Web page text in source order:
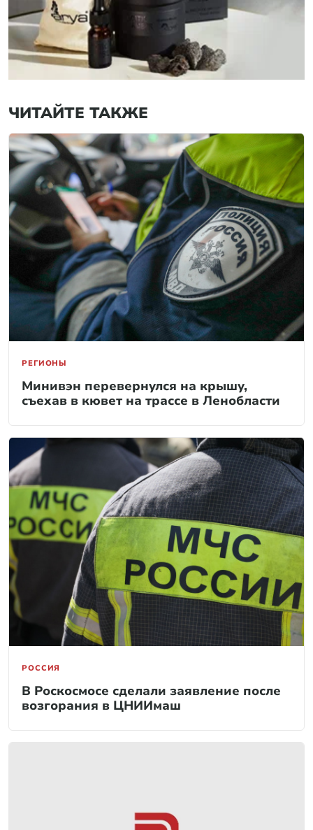
ЧИТАЙТЕ ТАКЖЕ
РЕГИОНЫ
Минивэн перевернулся на крышу,
съехав в кювет на трассе в Ленобласти
РОССИЯ
В Роскосмосе сделали заявление после
возгорания в ЦНИИмаш